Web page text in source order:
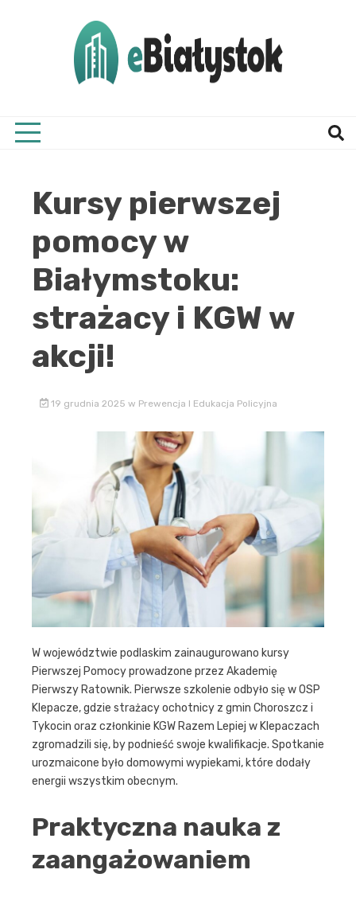
Kursy pierwszej
pomocy w
Białymstoku:
strażacy i KGW w
akcji!
19 grudnia 2025 w Prewencja I Edukacja Policyjna
W województwie podlaskim zainaugurowano kursy
Pierwszej Pomocy prowadzone przez Akademię
Pierwszy Ratownik. Pierwsze szkolenie odbyło się w OSP
Klepacze, gdzie strażacy ochotnicy z gmin Choroszcz i
Tykocin oraz członkinie KGW Razem Lepiej w Klepaczach
zgromadzili się, by podnieść swoje kwalifikacje. Spotkanie
urozmaicone było domowymi wypiekami, które dodały
energii wszystkim obecnym.
Praktyczna nauka z
zaangażowaniem